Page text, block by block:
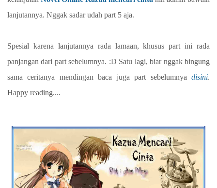
lanjutannya. Nggak sadar udah part 5 aja.
Spesial karena lanjutannya rada lamaan, khusus part ini rada
panjangan dari part sebelumnya. :D Satu lagi, biar nggak bingung
sama ceritanya mendingan baca juga part sebelumnya disini.
Happy reading....